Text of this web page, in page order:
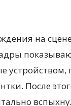
на
устройством,
После